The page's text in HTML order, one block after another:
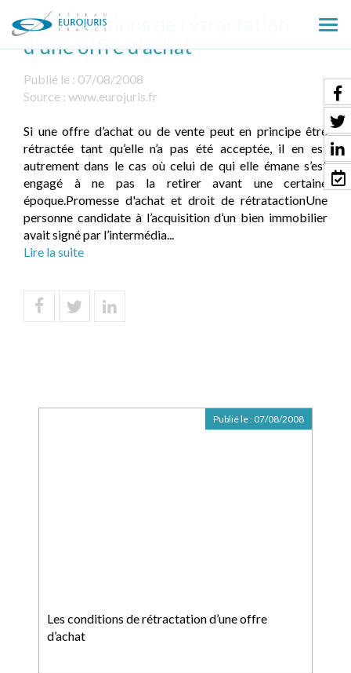
le
Les conditions de rétractation
d’une offre d’achat
Publié le : 07/08/2008
Source : www.eurojuris.fr
Si une offre d’achat ou de vente peut en principe être
rétractée tant qu’elle n’a pas été acceptée, il en est
autrement dans le cas où celui de qui elle émane s’est
engagé à ne pas la retirer avant une certaine
époque.Promesse d'achat et droit de rétratactionUne
personne candidate à l’acquisition d’un bien immobilier
avait signé par l’intermédia...
Lire la suite
Les conditions de rétractation d’une offre
d’achat
Publié le : 07/08/2008